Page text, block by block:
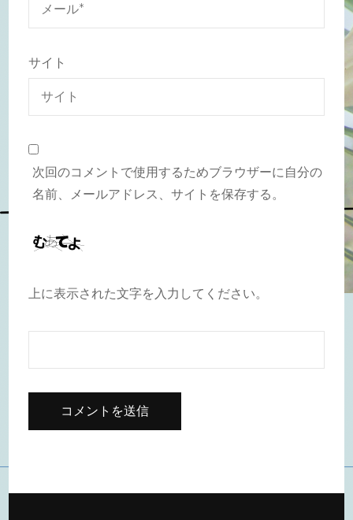
サイト
次回のコメントで使用するためブラウザーに自分の
名前、メールアドレス、サイトを保存する。
上に表示された文字を入力してください。